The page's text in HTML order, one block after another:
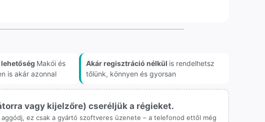
Makói és
is akár azonnal
Akár regisztráció nélkül is rendelhetsz
tőlünk, könnyen és gyorsan
vagy kijelzőre) cseréljük a régieket.
ez csak a gyártó szoftveres üzenete – a telefonod ettől még